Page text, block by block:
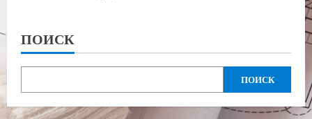
ПОИСК
ПОИСК